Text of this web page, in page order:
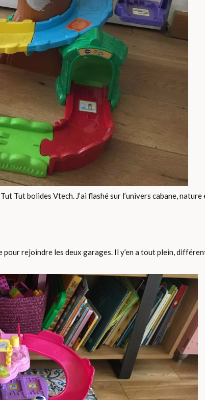
Tut bolides Vtech. J’ai flashé sur l’univers cabane, nature
pour rejoindre les deux garages. Il y’en a tout plein,